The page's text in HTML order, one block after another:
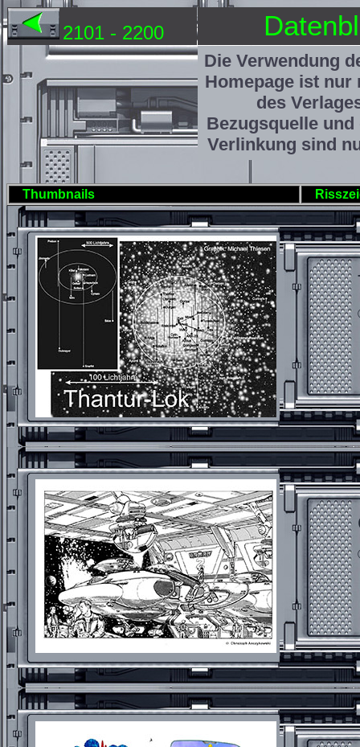
2101 - 2200
Die Verwendung
Homepage ist nur
des
Bezugsquelle
Verlinkung sind
Thumbnails